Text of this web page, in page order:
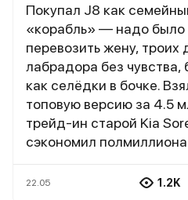
Покупал J8 как
«корабль» — надо было
перевозить жену, троих
лабрадора без чувства,
как селёдки в бочке.
топовую версию за 4.5
трейд-ин старой Kia
сэкономил
впечатлила:
22.05 1.2K